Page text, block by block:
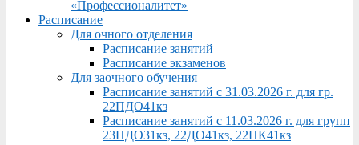
«Профессионалитет»
Расписание
Для очного отделения
Расписание занятий
Расписание экзаменов
Для заочного обучения
Расписание занятий с 31.03.2026 г. для гр.
22ПДО41кз
Расписание занятий с 11.03.2026 г. для групп
23ПДО31кз, 22ДО41кз, 22НК41кз